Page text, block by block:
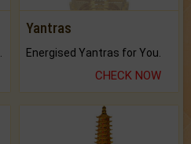
Yantras
Energised Yantras for You.
CHECK NOW